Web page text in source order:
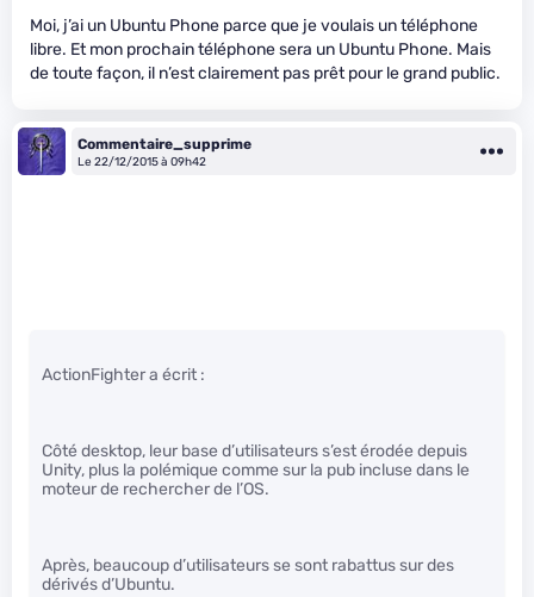
Moi, j’ai un Ubuntu Phone parce que je voulais un téléphone
libre. Et mon prochain téléphone sera un Ubuntu Phone. Mais
de toute façon, il n’est clairement pas prêt pour le grand public.
Commentaire_supprime
Le 22/12/2015 à 09h42
ActionFighter a écrit :
Côté desktop, leur base d’utilisateurs s’est érodée depuis
Unity, plus la polémique comme sur la pub incluse dans le
moteur de rechercher de l’OS.
Après, beaucoup d’utilisateurs se sont rabattus sur des
dérivés d’Ubuntu.